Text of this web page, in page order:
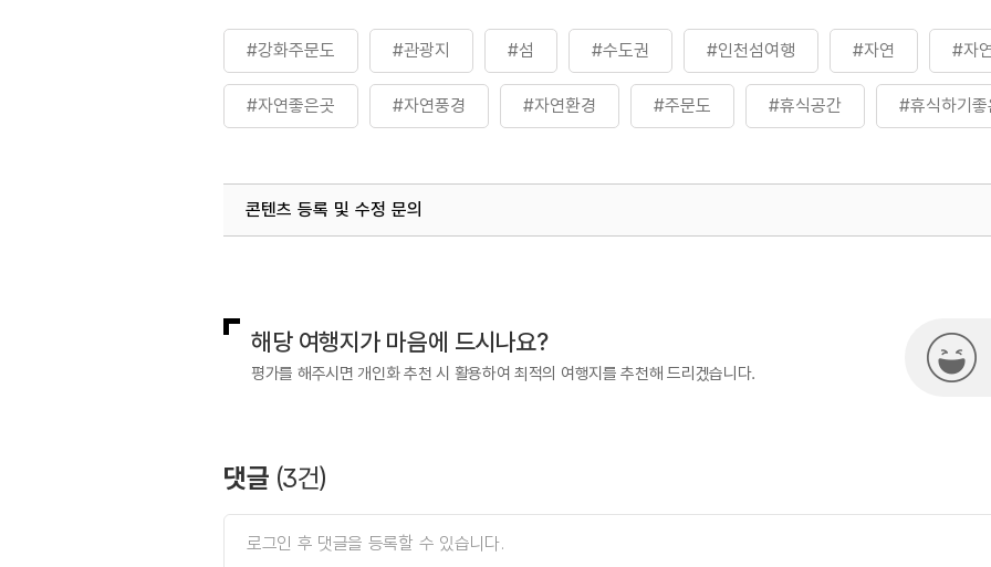
#강화주문도 #관광지 #섬 #수도권 #인천섬여행 #자연 #자
#자연좋은곳 #자연풍경 #자연환경 #주문도 #휴식공간 #휴식하기좋
콘텐츠 등록 및 수정 문의
해당 여행지가 마음에 드시나요?
평가를 해주시면 개인화 추천 시 활용하여 최적의 여행지를 추천해 드리겠습니다.
댓글 (3건)